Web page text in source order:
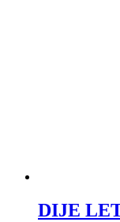
DIJE